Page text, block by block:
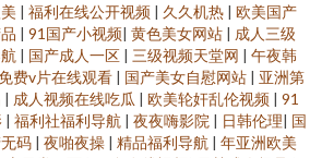
| 福利在线公开视频 | 久久机热 | 欧美国产
| 91国产小视频| 黄色美女网站 | 成人三级
| 国产成人一区 | 三级视频天堂网 | 午夜韩
费v片在线观看 | 国产美女自慰网站 | 亚洲第
| 成人视频在线吃瓜 | 欧美轮奸乱伦视频 | 91
| 福利社福利导航 | 夜夜嗨影院 | 日韩伦理| 国
码 | 夜啪夜操 | 精品福利导航 | 年亚洲欧美